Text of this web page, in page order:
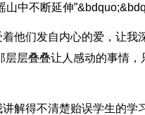
山中不断延伸
他们发自内心的爱，让我
层叠叠让人感动的事情
解得不清楚贻误学生的学